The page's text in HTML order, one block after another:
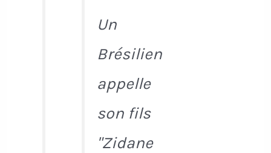
Un
Brésilien
appelle
son fils
"Zidane